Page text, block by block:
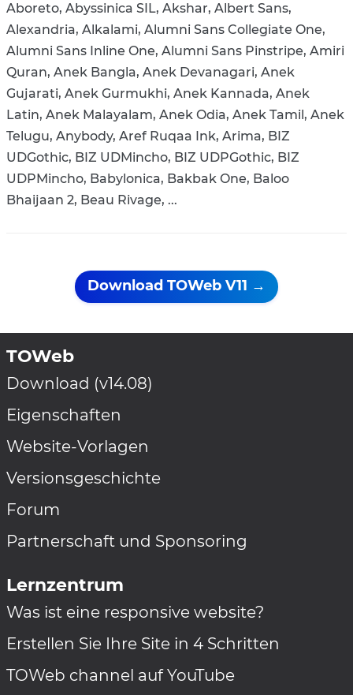
Aboreto, Abyssinica SIL, Akshar, Albert Sans,
Alexandria, Alkalami, Alumni Sans Collegiate One,
Alumni Sans Inline One, Alumni Sans Pinstripe, Amiri
Quran, Anek Bangla, Anek Devanagari, Anek
Gujarati, Anek Gurmukhi, Anek Kannada, Anek
Latin, Anek Malayalam, Anek Odia, Anek Tamil, Anek
Telugu, Anybody, Aref Ruqaa Ink, Arima, BIZ
UDGothic, BIZ UDMincho, BIZ UDPGothic, BIZ
UDPMincho, Babylonica, Bakbak One, Baloo
Bhaijaan 2, Beau Rivage, ...
Download TOWeb V11 →
TOWeb
Download (v14.08)
Eigenschaften
Website-Vorlagen
Versionsgeschichte
Forum
Partnerschaft und Sponsoring
Lernzentrum
Was ist eine responsive website?
Erstellen Sie Ihre Site in 4 Schritten
TOWeb channel auf YouTube